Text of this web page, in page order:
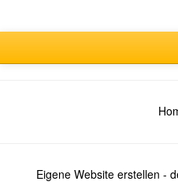
Eigene Website erstellen -